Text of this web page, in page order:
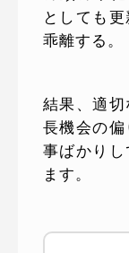
としても
乖離する。
結果、適
長機会の
事ばかり
ます。